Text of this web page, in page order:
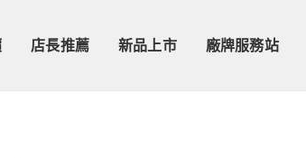
店長推薦 新品上市 廠牌服務站